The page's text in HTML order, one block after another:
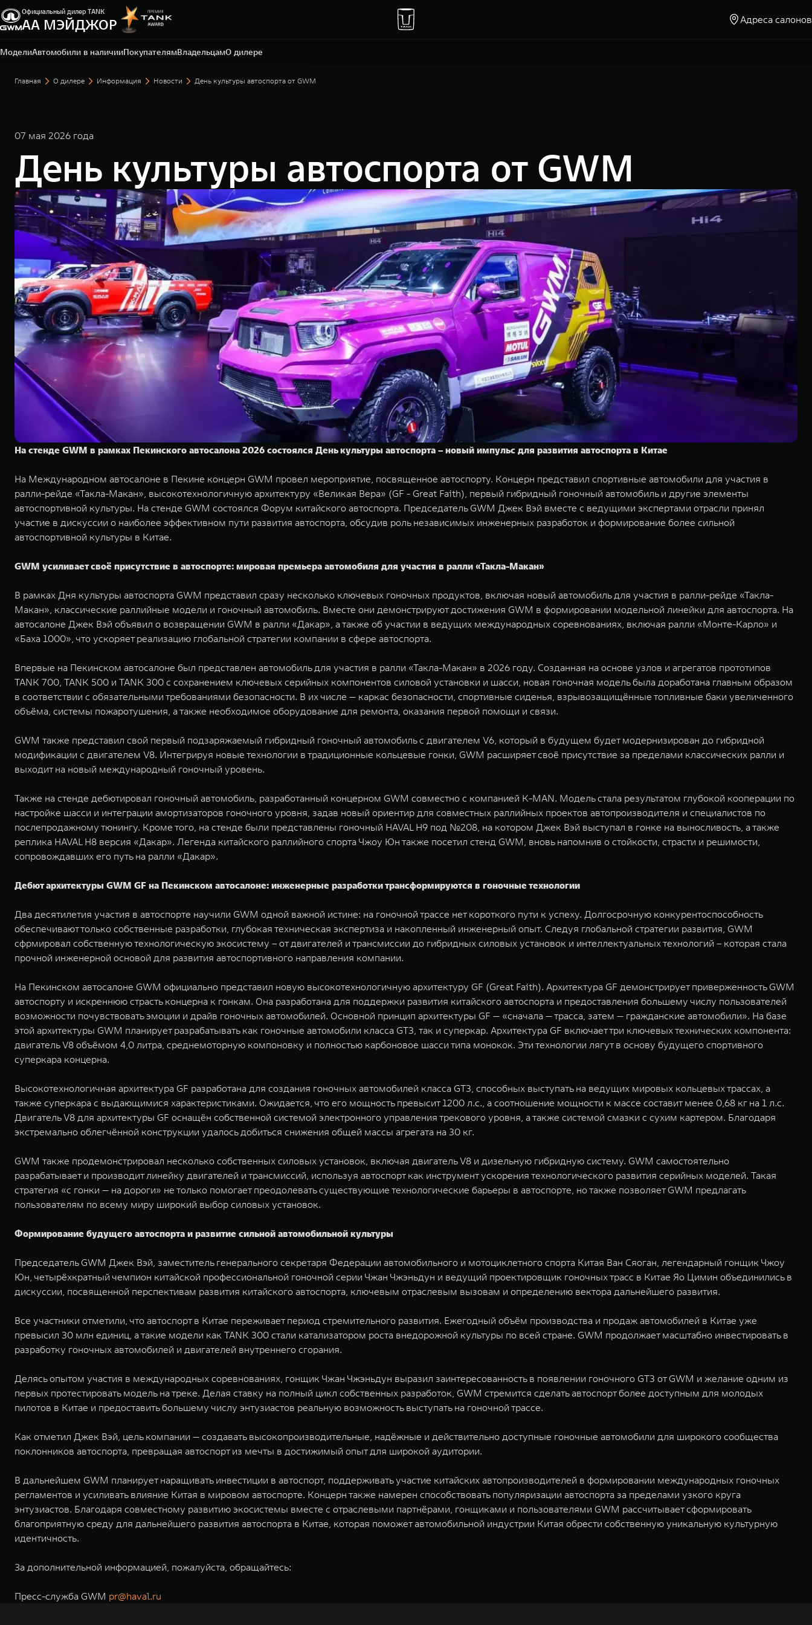
Официальный дилер TANK
АА МЭЙДЖОР Адреса салонов
МоделиАвтомобили в наличииПокупателямВладельцамО дилере
Москва, Новорижское шоссе, 9 км от МКАД
+7 (495) 225-15-75
Москва, 47 км МКАД, владение 1
Главная О дилере Информация Новости День культуры автоспорта от GWM
07 мая 2026 года
День культуры автоспорта от GWM
На стенде GWM в рамках Пекинского автосалона 2026 состоялся День культуры автоспорта – новый импульс для развития автоспорта в Китае
На Международном автосалоне в Пекине концерн GWM провел мероприятие, посвященное автоспорту. Концерн представил спортивные автомобили для участия в
ралли-рейде «Такла-Макан», высокотехнологичную архитектуру «Великая Вера» (GF - Great Faith), первый гибридный гоночный автомобиль и другие элементы
автоспортивной культуры. На стенде GWM состоялся Форум китайского автоспорта. Председатель GWM Джек Вэй вместе с ведущими экспертами отрасли принял
участие в дискуссии о наиболее эффективном пути развития автоспорта, обсудив роль независимых инженерных разработок и формирование более сильной
автоспортивной культуры в Китае.
GWM усиливает своё присутствие в автоспорте: мировая премьера автомобиля для участия в ралли «Такла-Макан»
В рамках Дня культуры автоспорта GWM представил сразу несколько ключевых гоночных продуктов, включая новый автомобиль для участия в ралли-рейде «Такла-
Макан», классические раллийные модели и гоночный автомобиль. Вместе они демонстрируют достижения GWM в формировании модельной линейки для автоспорта. На
автосалоне Джек Вэй объявил о возвращении GWM в ралли «Дакар», а также об участии в ведущих международных соревнованиях, включая ралли «Монте-Карло» и
«Баха 1000», что ускоряет реализацию глобальной стратегии компании в сфере автоспорта.
Впервые на Пекинском автосалоне был представлен автомобиль для участия в ралли «Такла-Макан» в 2026 году. Созданная на основе узлов и агрегатов прототипов
TANK 700, TANK 500 и TANK 300 с сохранением ключевых серийных компонентов силовой установки и шасси, новая гоночная модель была доработана главным образом
в соответствии с обязательными требованиями безопасности. В их числе — каркас безопасности, спортивные сиденья, взрывозащищённые топливные баки увеличенного
объёма, системы пожаротушения, а также необходимое оборудование для ремонта, оказания первой помощи и связи.
GWM также представил свой первый подзаряжаемый гибридный гоночный автомобиль с двигателем V6, который в будущем будет модернизирован до гибридной
модификации с двигателем V8. Интегрируя новые технологии в традиционные кольцевые гонки, GWM расширяет своё присутствие за пределами классических ралли и
выходит на новый международный гоночный уровень.
Также на стенде дебютировал гоночный автомобиль, разработанный концерном GWM совместно с компанией K-MAN. Модель стала результатом глубокой кооперации по
настройке шасси и интеграции амортизаторов гоночного уровня, задав новый ориентир для совместных раллийных проектов автопроизводителя и специалистов по
послепродажному тюнингу. Кроме того, на стенде были представлены гоночный HAVAL H9 под №208, на котором Джек Вэй выступал в гонке на выносливость, а также
реплика HAVAL H8 версия «Дакар». Легенда китайского раллийного спорта Чжоу Юн также посетил стенд GWM, вновь напомнив о стойкости, страсти и решимости,
сопровождавших его путь на ралли «Дакар».
Дебют архитектуры GWM GF на Пекинском автосалоне: инженерные разработки трансформируются в гоночные технологии
Два десятилетия участия в автоспорте научили GWM одной важной истине: на гоночной трассе нет короткого пути к успеху. Долгосрочную конкурентоспособность
обеспечивают только собственные разработки, глубокая техническая экспертиза и накопленный инженерный опыт. Следуя глобальной стратегии развития, GWM
сфрмировал собственную технологическую экосистему – от двигателей и трансмиссии до гибридных силовых установок и интеллектуальных технологий – которая стала
прочной инженерной основой для развития автоспортивного направления компании.
На Пекинском автосалоне GWM официально представил новую высокотехнологичную архитектуру GF (Great Faith). Архитектура GF демонстрирует приверженность GWM
автоспорту и искреннюю страсть концерна к гонкам. Она разработана для поддержки развития китайского автоспорта и предоставления большему числу пользователей
возможности почувствовать эмоции и драйв гоночных автомобилей. Основной принцип архитектуры GF — «сначала — трасса, затем — гражданские автомобили». На базе
этой архитектуры GWM планирует разрабатывать как гоночные автомобили класса GT3, так и суперкар. Архитектура GF включает три ключевых технических компонента:
двигатель V8 объёмом 4,0 литра, среднемоторную компоновку и полностью карбоновое шасси типа монокок. Эти технологии лягут в основу будущего спортивного
суперкара концерна.
Высокотехнологичная архитектура GF разработана для создания гоночных автомобилей класса GT3, способных выступать на ведущих мировых кольцевых трассах, а
также суперкара с выдающимися характеристиками. Ожидается, что его мощность превысит 1200 л.с., а соотношение мощности к массе составит менее 0,68 кг на 1 л.с.
Двигатель V8 для архитектуры GF оснащён собственной системой электронного управления трекового уровня, а также системой смазки с сухим картером. Благодаря
экстремально облегчённой конструкции удалось добиться снижения общей массы агрегата на 30 кг.
GWM также продемонстрировал несколько собственных силовых установок, включая двигатель V8 и дизельную гибридную систему. GWM самостоятельно
разрабатывает и производит линейку двигателей и трансмиссий, используя автоспорт как инструмент ускорения технологического развития серийных моделей. Такая
стратегия «с гонки — на дороги» не только помогает преодолевать существующие технологические барьеры в автоспорте, но также позволяет GWM предлагать
пользователям по всему миру широкий выбор силовых установок.
Формирование будущего автоспорта и развитие сильной автомобильной культуры
Председатель GWM Джек Вэй, заместитель генерального секретаря Федерации автомобильного и мотоциклетного спорта Китая Ван Сяоган, легендарный гонщик Чжоу
Юн, четырёхкратный чемпион китайской профессиональной гоночной серии Чжан Чжэньдун и ведущий проектировщик гоночных трасс в Китае Яо Цимин объединились в
дискуссии, посвященной перспективам развития китайского автоспорта, ключевым отраслевым вызовам и определению вектора дальнейшего развития.
Все участники отметили, что автоспорт в Китае переживает период стремительного развития. Ежегодный объём производства и продаж автомобилей в Китае уже
превысил 30 млн единиц, а такие модели как TANK 300 стали катализатором роста внедорожной культуры по всей стране. GWM продолжает масштабно инвестировать в
разработку гоночных автомобилей и двигателей внутреннего сгорания.
Делясь опытом участия в международных соревнованиях, гонщик Чжан Чжэньдун выразил заинтересованность в появлении гоночного GT3 от GWM и желание одним из
первых протестировать модель на треке. Делая ставку на полный цикл собственных разработок, GWM стремится сделать автоспорт более доступным для молодых
пилотов в Китае и предоставить большему числу энтузиастов реальную возможность выступать на гоночной трассе.
Как отметил Джек Вэй, цель компании — создавать высокопроизводительные, надёжные и действительно доступные гоночные автомобили для широкого сообщества
поклонников автоспорта, превращая автоспорт из мечты в достижимый опыт для широкой аудитории.
В дальнейшем GWM планирует наращивать инвестиции в автоспорт, поддерживать участие китайских автопроизводителей в формировании международных гоночных
регламентов и усиливать влияние Китая в мировом автоспорте. Концерн также намерен способствовать популяризации автоспорта за пределами узкого круга
энтузиастов. Благодаря совместному развитию экосистемы вместе с отраслевыми партнёрами, гонщиками и пользователями GWM рассчитывает сформировать
благоприятную среду для дальнейшего развития автоспорта в Китае, которая поможет автомобильной индустрии Китая обрести собственную уникальную культурную
идентичность.
За дополнительной информацией, пожалуйста, обращайтесь:
Пресс-служба GWM pr@haval.ru